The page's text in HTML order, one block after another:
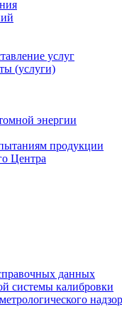
услуг
(услуги)
энергии
продукции
Центра
данных
системы калибровки